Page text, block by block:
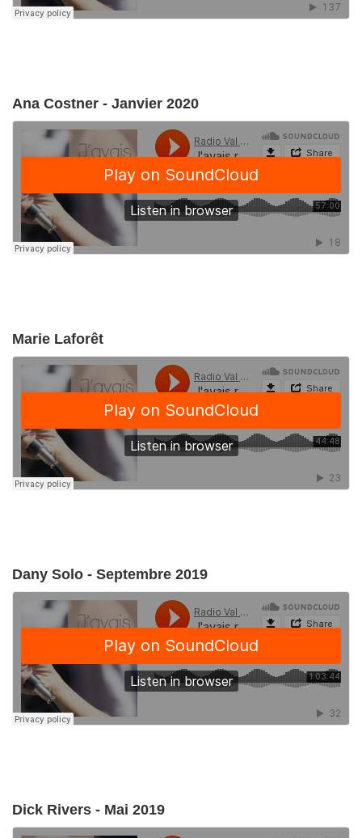
Ana Costner - Janvier 2020
Marie Laforêt
Dany Solo - Septembre 2019
Dick Rivers - Mai 2019